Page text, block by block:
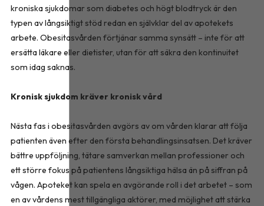
kroniska sjukdomar som diabetes och högt blodtryck är den
typen av långsiktigt stöd redan en självklar del av apotekets
arbete. Obesitasvården förtjänar samma synsätt – inte för att
ersätta läkare eller dietister, utan för att säkra den kontinuitet
som idag saknas.
Kronisk sjukdom kräver kronisk vård
Nästa fas i obesitasvården avgörs av om vården klarar att följa
patienten även efter den första behandlingsinsatsen. Det kräver
bättre uppföljning, tätare samverkan mellan professioner och
ett större fokus på patientens långsiktiga hälsa än på siffran på
vågen. Apoteket kan spela en avgörande roll i det arbetet – som
en av vårdens mest tillgängliga aktörer, med möjlighet att stärka